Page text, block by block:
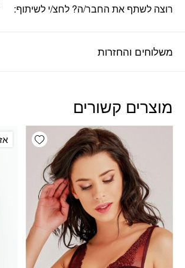
משלוחים והחזרות
רוצה לשתף את החבר/ה? לחצ/י לשיתוף:
מוצרים קשורים
wishlist